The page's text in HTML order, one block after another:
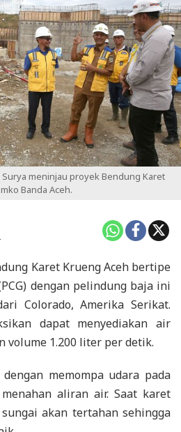
Surya meninjau proyek Bendung Karet
Banda Aceh.
Karet Krueng Aceh bertipe
dengan pelindung baja ini
Colorado, Amerika Serikat.
dapat menyediakan air
volume 1.200 liter per detik.
memompa udara pada
aliran air. Saat karet
akan tertahan sehingga